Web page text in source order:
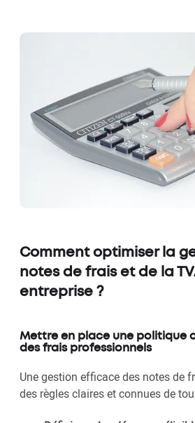
Comment optimiser la
notes de frais et de la
entreprise ?
Mettre en place une politique
des frais professionnels
Une gestion efficace des notes de
des règles claires et connues de